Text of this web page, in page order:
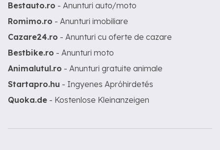
Bestauto.ro - Anunturi auto/moto
Romimo.ro - Anunturi imobiliare
Cazare24.ro - Anunturi cu oferte de cazare
Bestbike.ro - Anunturi moto
Animalutul.ro - Anunturi gratuite animale
Startapro.hu - Ingyenes Apróhirdetés
Quoka.de - Kostenlose Kleinanzeigen